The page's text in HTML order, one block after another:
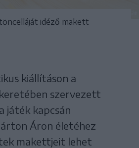
idéző makett
kiállításon a
szervezett
játék kapcsán
Áron életéhez
makettjeit lehet